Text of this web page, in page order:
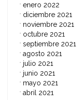
enero 2022
diciembre 2021
noviembre 2021
octubre 2021
septiembre 2021
agosto 2021
julio 2021
junio 2021
mayo 2021
abril 2021